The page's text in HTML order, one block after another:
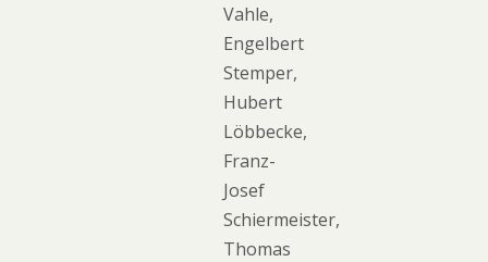
Vahle,
Engelbert
Stemper,
Hubert
Löbbecke,
Franz-
Josef
Schiermeister,
Thomas